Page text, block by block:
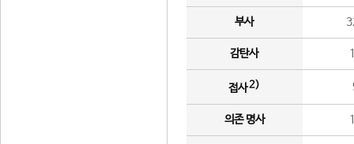
부사
감탄사
접사2)
의존 명사